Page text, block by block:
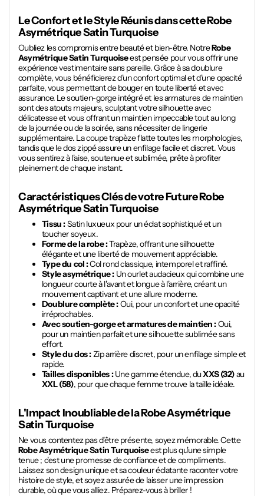
Le Confort et le Style Réunis dans cetteRobe
Asymétrique Satin Turquoise
Oubliez les compromis entre beauté et bien-être. NotreRobe
Asymétrique Satin Turquoiseest pensée pour vous offrir une
expérience vestimentaire sans pareille. Grâce à sa doublure
complète, vous bénéficierez d'un confort optimal et d'une opacité
parfaite, vous permettant de bouger en toute liberté et avec
assurance. Le soutien-gorge intégré et les armatures de maintien
sont des atouts majeurs, sculptant votre silhouette avec
délicatesse et vous offrant un maintien impeccable tout au long
de la journée ou de la soirée, sans nécessiter de lingerie
supplémentaire. La coupe trapèze flatte toutes les morphologies,
tandis que le dos zippé assure un enfilage facile et discret. Vous
vous sentirez à l'aise, soutenue et sublimée, prête à profiter
pleinement de chaque instant.
Caractéristiques Clés de votre FutureRobe
Asymétrique Satin Turquoise
Tissu :Satin luxueux pour un éclat sophistiqué et un
toucher soyeux.
Forme de la robe :Trapèze, offrant une silhouette
élégante et une liberté de mouvement appréciable.
Type du col :Col rond classique, intemporel et raffiné.
Style asymétrique :Un ourlet audacieux qui combine une
longueur courte à l'avant et longue à l'arrière, créant un
mouvement captivant et une allure moderne.
Doublure complète :Oui, pour un confort et une opacité
irréprochables.
Avec soutien-gorge et armatures de maintien :Oui,
pour un maintien parfait et une silhouette sublimée sans
effort.
Style du dos :Zip arrière discret, pour un enfilage simple et
rapide.
Tailles disponibles :Une gamme étendue, duXXS (32)au
XXL (58), pour que chaque femme trouve la taille idéale.
L'Impact Inoubliable de laRobe Asymétrique
Satin Turquoise
Ne vous contentez pas d'être présente, soyez mémorable. Cette
Robe Asymétrique Satin Turquoiseest plus qu'une simple
tenue ; c'est une promesse de confiance et de compliments.
Laissez son design unique et sa couleur éclatante raconter votre
histoire de style, et soyez assurée de laisser une impression
durable, où que vous alliez. Préparez-vous à briller !